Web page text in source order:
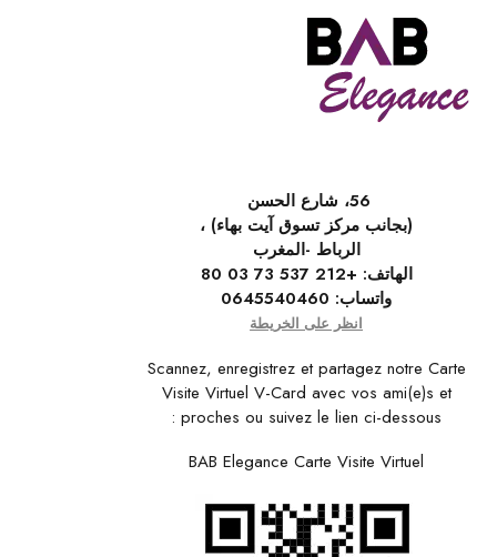
56، شارع الحسن
(بجانب مركز تسوق آيت بهاء) ،
الرباط -المغرب
الهاتف: +212 537 73 03 80
واتساب: 0645540460
انظر على الخريطة
Scannez, enregistrez et partagez notre Carte
Visite Virtuel V-Card avec vos ami(e)s et
proches ou suivez le lien ci-dessous :
BAB Elegance Carte Visite Virtuel